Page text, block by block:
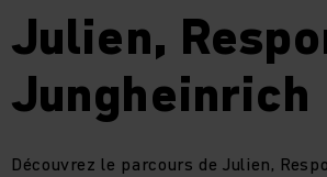
Julien,
Jungheinrich
Découvrez le parcours de Julien,